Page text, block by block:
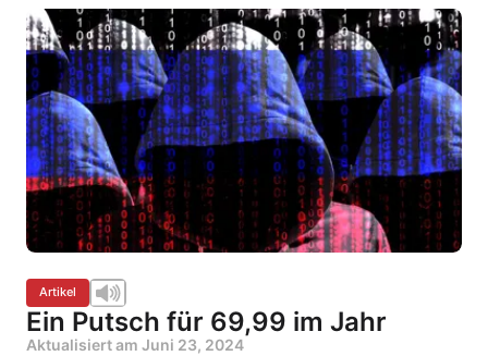
Artikel
Ein Putsch für 69,99 im Jahr
Aktualisiert am Juni 23, 2024